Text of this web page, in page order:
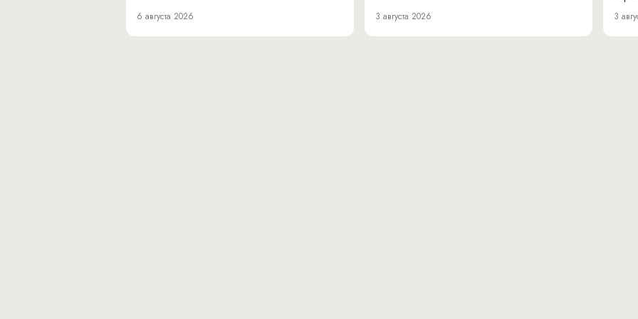
6 августа 2026 3 августа 2026 3